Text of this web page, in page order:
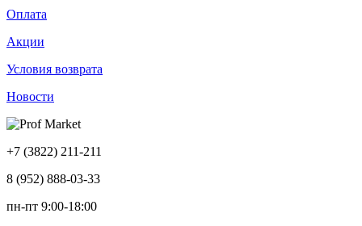
Оплата
Акции
Условия возврата
Новости
+7 (3822) 211-211
8 (952) 888-03-33
пн-пт 9:00-18:00